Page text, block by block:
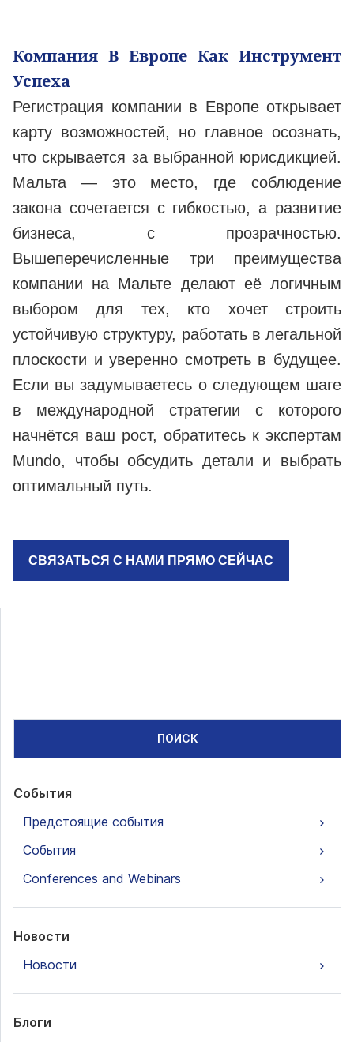
Компания В Европе Как Инструмент
Успеха
Регистрация компании в Европе открывает
карту возможностей, но главное осознать,
что скрывается за выбранной юрисдикцией.
Мальта — это место, где соблюдение
закона сочетается с гибкостью, а развитие
бизнеса, с прозрачностью.
Вышеперечисленные три преимущества
компании на Мальте делают её логичным
выбором для тех, кто хочет строить
устойчивую структуру, работать в легальной
плоскости и уверенно смотреть в будущее.
Если вы задумываетесь о следующем шаге
в международной стратегии с которого
начнётся ваш рост, обратитесь к экспертам
Mundo, чтобы обсудить детали и выбрать
оптимальный путь.
СВЯЗАТЬСЯ С НАМИ ПРЯМО СЕЙЧАС
ПОИСК
События
Предстоящие события
События
Conferences and Webinars
Новости
Новости
Блоги